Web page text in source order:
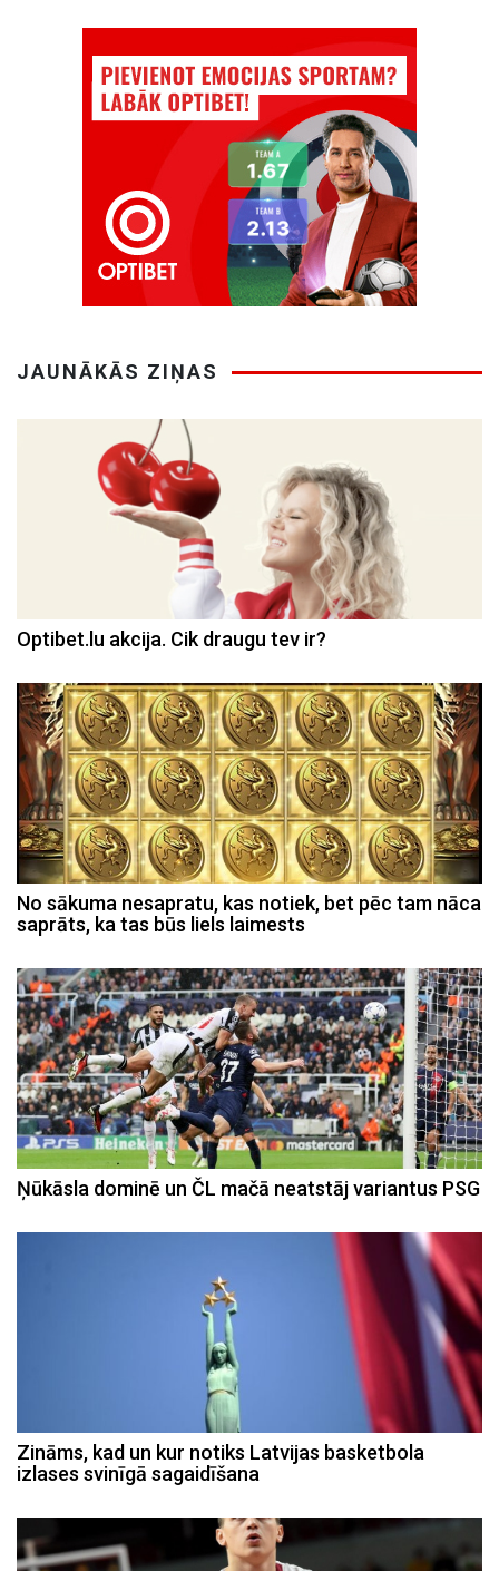
JAUNĀKĀS ZIŅAS
Optibet.lu akcija. Cik draugu tev ir?
No sākuma nesapratu, kas notiek, bet pēc tam nāca
saprāts, ka tas būs liels laimests
Ņūkāsla dominē un ČL mačā neatstāj variantus PSG
Zināms, kad un kur notiks Latvijas basketbola
izlases svinīgā sagaidīšana